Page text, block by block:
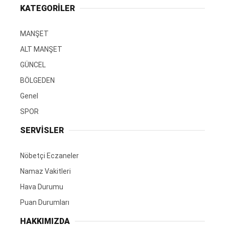
KATEGORİLER
MANŞET
ALT MANŞET
GÜNCEL
BÖLGEDEN
Genel
SPOR
SERVİSLER
Nöbetçi Eczaneler
Namaz Vakitleri
Hava Durumu
Puan Durumları
HAKKIMIZDA